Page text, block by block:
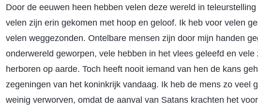
Door de eeuwen heen hebben velen deze wereld in
velen zijn erin gekomen met hoop en geloof. Ik heb voor velen
velen weggezonden. Ontelbare mensen zijn door mijn handen
onderwereld geworpen, vele hebben in het vlees geleefd en vele
herboren op aarde. Toch heeft nooit iemand van hen de kans
zegeningen van het koninkrijk vandaag. Ik heb de mens zo veel
weinig verworven, omdat de aanval van Satans krachten het